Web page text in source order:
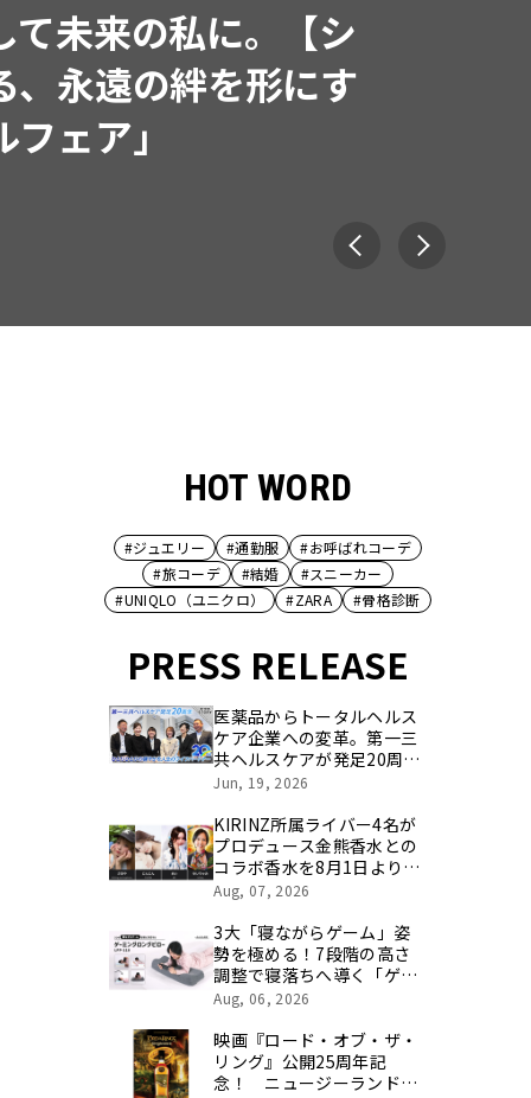
て未来の私に。【シ
、永遠の絆を形にす
ェア」
HOT WORD
#ジュエリー #通勤服
#お呼ばれコーデ
#旅コーデ
#結婚
#スニーカー
#UNIQLO（ユニクロ）
#ZARA #骨格診断
PRESS RELEASE
医薬品からトータルヘルス
ケア企業への変革。第一三
共ヘルスケアが発足20周年
を記念し、製品開発・新カ
合時のエピソードを社員の
想いとともに振り返る特別
映像を公開！
Jun, 19, 2026
KIRINZ所属ライバー4名が
プロデュース金熊香水との
コラボ香水を8月1日より期
間限定で予約販売
Aug, 07, 2026
3大「寝ながらゲーム」姿
勢を極める！7段階の高さ
調整で寝落ちへ導く「ゲー
ミングロングピロー」発売
Aug, 06, 2026
映画『ロード・オブ・ザ・
リング』公開25周年記
念！ ニュージーランド最